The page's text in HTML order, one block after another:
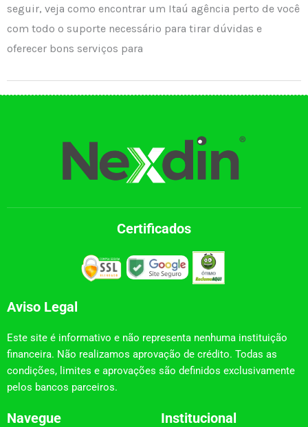
seguir, veja como encontrar um Itaú agência perto de você
com todo o suporte necessário para tirar dúvidas e
oferecer bons serviços para
Certificados
Aviso Legal
Este site é informativo e não representa nenhuma instituição
financeira. Não realizamos aprovação de crédito. Todas as
condições, limites e aprovações são definidos exclusivamente
pelos bancos parceiros.
Navegue Institucional